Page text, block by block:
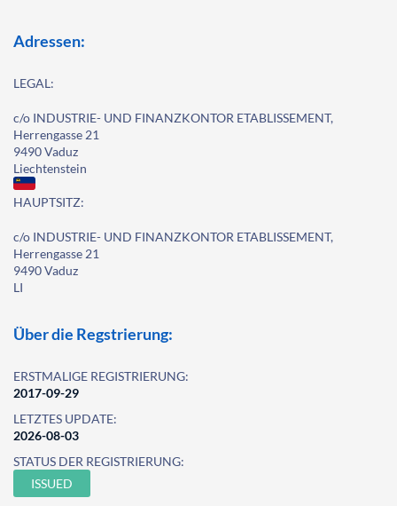
Adressen:
LEGAL:
c/o INDUSTRIE- UND FINANZKONTOR ETABLISSEMENT,
Herrengasse 21
9490 Vaduz
Liechtenstein
HAUPTSITZ:
c/o INDUSTRIE- UND FINANZKONTOR ETABLISSEMENT,
Herrengasse 21
9490 Vaduz
LI
Über die Regstrierung:
ERSTMALIGE REGISTRIERUNG:
2017-09-29
LETZTES UPDATE:
2026-08-03
STATUS DER REGISTRIERUNG:
ISSUED